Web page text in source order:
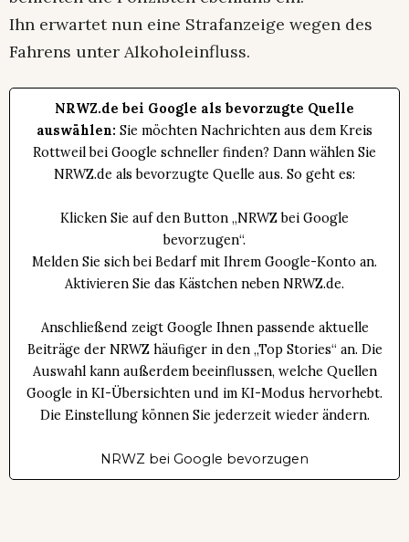
Ihn erwartet nun eine Strafanzeige wegen des
Fahrens unter Alkoholeinfluss.
NRWZ.de bei Google als bevorzugte Quelle
auswählen: Sie möchten Nachrichten aus dem Kreis
Rottweil bei Google schneller finden? Dann wählen Sie
NRWZ.de als bevorzugte Quelle aus. So geht es:
Klicken Sie auf den Button „NRWZ bei Google
bevorzugen“.
Melden Sie sich bei Bedarf mit Ihrem Google-Konto an.
Aktivieren Sie das Kästchen neben NRWZ.de.
Anschließend zeigt Google Ihnen passende aktuelle
Beiträge der NRWZ häufiger in den „Top Stories“ an. Die
Auswahl kann außerdem beeinflussen, welche Quellen
Google in KI-Übersichten und im KI-Modus hervorhebt.
Die Einstellung können Sie jederzeit wieder ändern.
NRWZ bei Google bevorzugen